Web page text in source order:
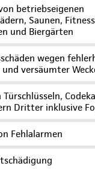
betriebseigenen
Saunen,
und Biergärten
wegen
und versäumter
Dritter inklusive
Fehlalarmen